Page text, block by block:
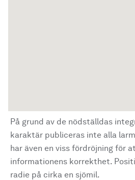
På grund av de nödställdas
karaktär publiceras inte alla
har även en viss fördröjning för
informationens korrekthet.
radie på cirka en sjömil.